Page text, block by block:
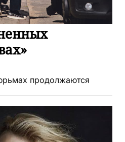
продолжаются